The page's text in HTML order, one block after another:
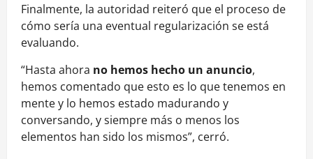
Finalmente, la autoridad reiteró que el proceso de
cómo sería una eventual regularización se está
evaluando.
“Hasta ahora no hemos hecho un anuncio,
hemos comentado que esto es lo que tenemos en
mente y lo hemos estado madurando y
conversando, y siempre más o menos los
elementos han sido los mismos”, cerró.